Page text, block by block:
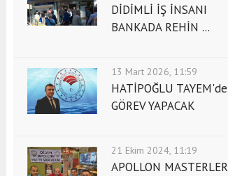
DİDİMLİ İŞ İNSANI
BANKADA REHİN ...
13 Mart 2026, 11:59
HATİPOĞLU TAYEM'de
GÖREV YAPACAK
21 Ekim 2024, 11:19
APOLLON MASTERLER